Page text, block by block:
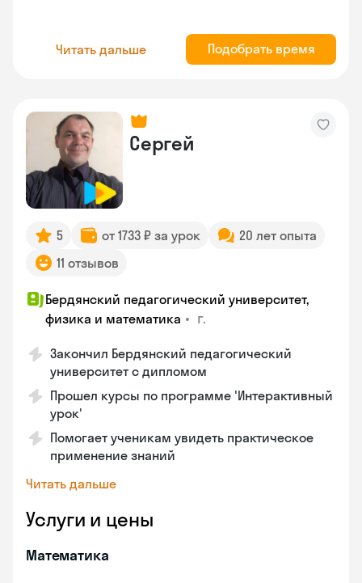
Читать дальше Подобрать время
Сергей
5 от 1733 ₽ за урок
20 лет опыта
11 отзывов
Бердянский педагогический университет,
физика и математика • г.
Закончил Бердянский педагогический
университет с дипломом
Прошел курсы по программе 'Интерактивный
урок'
Помогает ученикам увидеть практическое
применение знаний
Читать дальше
Услуги и цены
Математика